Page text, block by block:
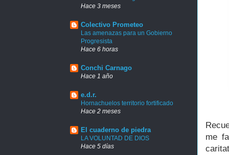
me
Hace 3 meses
Colectivo Prometeo
Las amenazas para un Gobierno
Progresista
Hace 6 horas
Conchi Carnago
Hace 1 año
e.d.r.
Hornachuelos territorio fortificado
Hace 2 meses
El cuaderno de piedra
LA VOLUNTAD DE DIOS
Hace 5 días